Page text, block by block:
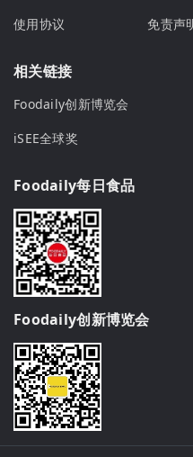
使用协议
免责声
相关链接
Foodaily创新博览会
iSEE全球奖
Foodaily每日食品
Foodaily创新博览会